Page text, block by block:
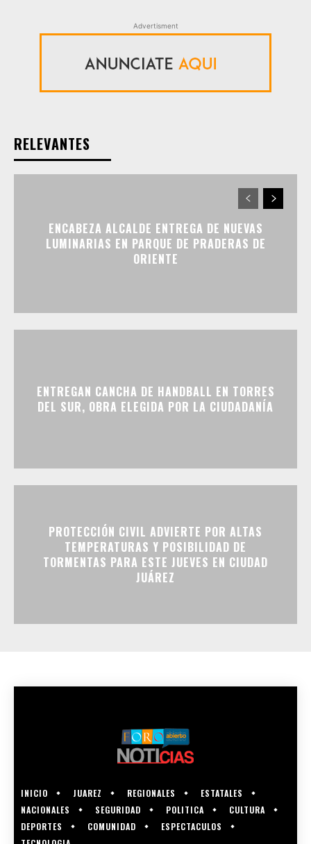
Advertisment
RELEVANTES
ENCABEZA ALCALDE ENTREGA DE NUEVAS
LUMINARIAS EN PARQUE DE PRADERAS DE
ORIENTE
ENTREGAN CANCHA DE HANDBALL EN TORRES
DEL SUR, OBRA ELEGIDA POR LA CIUDADANÍA
PROTECCIÓN CIVIL ADVIERTE POR ALTAS
TEMPERATURAS Y POSIBILIDAD DE
TORMENTAS PARA ESTE JUEVES EN CIUDAD
JUÁREZ
INICIO JUAREZ REGIONALES
ESTATALES
NACIONALES
SEGURIDAD POLITICA
CULTURA
DEPORTES
COMUNIDAD
ESPECTACULOS